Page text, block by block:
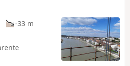
-33 m